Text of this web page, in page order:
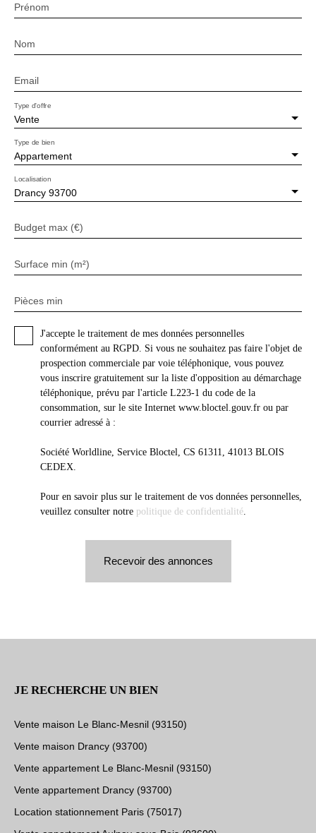
Prénom
Nom
Email
Vente
Type d'offre
Appartement
Type de bien
Drancy 93700
Localisation
Budget max (€)
Surface min (m²)
Pièces min
J'accepte le traitement de mes données personnelles
conformément au RGPD. Si vous ne souhaitez pas faire l'objet de
prospection commerciale par voie téléphonique, vous pouvez
vous inscrire gratuitement sur la liste d'opposition au démarchage
téléphonique, prévu par l'article L223-1 du code de la
consommation, sur le site Internet www.bloctel.gouv.fr ou par
courrier adressé à :
Société Worldline, Service Bloctel, CS 61311, 41013 BLOIS
CEDEX.
Pour en savoir plus sur le traitement de vos données personnelles,
veuillez consulter notre politique de confidentialité
Recevoir des annonces
JE RECHERCHE UN BIEN
Vente maison Le Blanc-Mesnil (93150)
Vente maison Drancy (93700)
Vente appartement Le Blanc-Mesnil (93150)
Vente appartement Drancy (93700)
Location stationnement Paris (75017)